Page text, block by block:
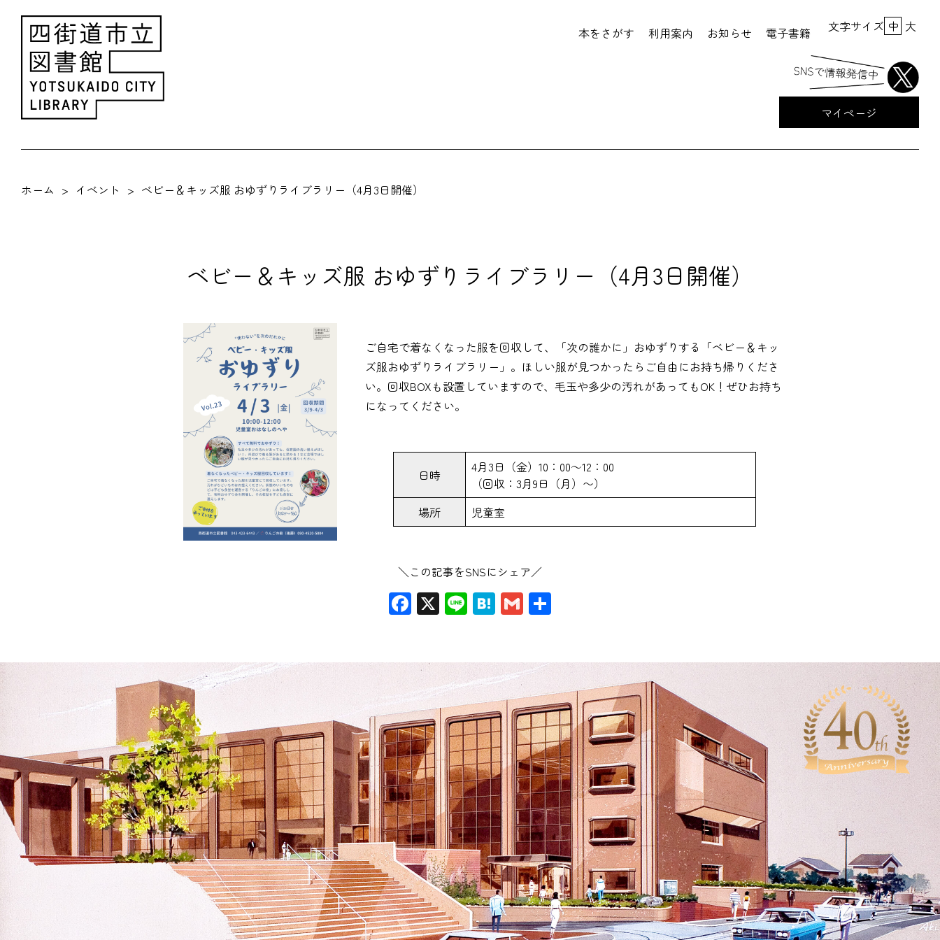
本をさがす 利用案内 お知らせ 電子書籍 文字サイズ 中 大
マイページ
ホーム イベント ベビー＆キッズ服 おゆずりライブラリー（4月3日開催）
ベビー＆キッズ服 おゆずりライブラリー（4月3日開催）
ご自宅で着なくなった服を回収して、「次の誰かに」おゆずりする「ベビー＆キッ
ズ服おゆずりライブラリー」。ほしい服が見つかったらご自由にお持ち帰りくださ
い。回収BOXも設置していますので、毛玉や多少の汚れがあってもOK！ぜひお持ち
になってください。
日時
4月3日（金）10：00～12：00
（回収：3月9日（月）〜）
場所
児童室
＼この記事をSNSにシェア／
Facebook
X LineHatena
Gmail